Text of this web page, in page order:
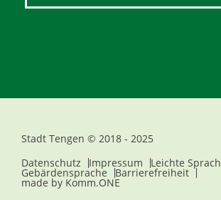
Stadt Tengen © 2018 - 2025
Datenschutz
Impressum Leichte
Gebärdensprache Barrierefreiheit
made by Komm.ONE